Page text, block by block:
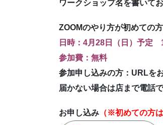
ワークショップ名を書いて
ZOOMのやり方が初めての
日時：4月28日（日）予定
参加費：無料
参加申し込みの方：URLを
届かない場合は店まで電話
お申し込み （※初めての方